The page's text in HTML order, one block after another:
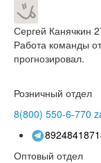
Сергей Канячкин
Работа команды
прогнозировал.
Розничный отдел
8(800) 550-6-770
Оптовый отдел